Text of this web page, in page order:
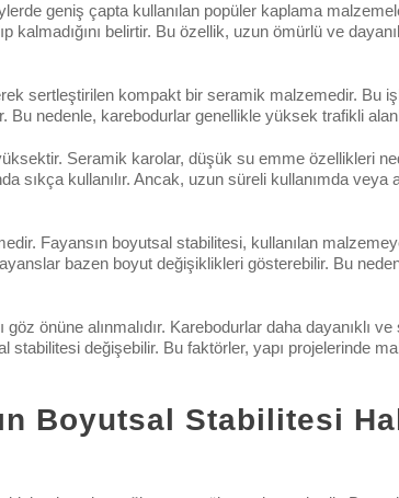
geniş çapta kullanılan popüler kaplama
kalmadığını belirtir. Bu özellik, uzun ömürlü ve
sertleştirilen kompakt bir seramik malzemedir. Bu
Bu nedenle, karebodurlar genellikle yüksek trafikli
Seramik karolar, düşük su emme özellikleri
kullanılır. Ancak, uzun süreli kullanımda veya
Fayansın boyutsal stabilitesi, kullanılan
bazen boyut değişiklikleri gösterebilir. Bu
önüne alınmalıdır. Karebodurlar daha dayanıklı
stabilitesi değişebilir. Bu faktörler, yapı projelerinde
Boyutsal Stabilitesi